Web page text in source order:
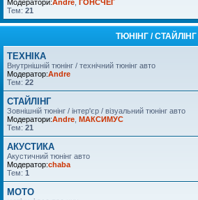
Модератори:Andre ГОНСЧЕГ
Тем: 21
ТЮНІНГ / СТАЙЛІНГ
ТЕХНІКА
Внутрнішній тюнінг / технічний тюнінг авто
Модератор:Andre
Тем: 22
СТАЙЛІНГ
Зовнішній тюнінг / інтер'єр / візуальний тюнінг авто
Модератори:Andre МАКСИМУС
Тем: 21
АКУСТИКА
Акустичний тюнінг авто
Модератор:chaba
Тем: 1
MOTO